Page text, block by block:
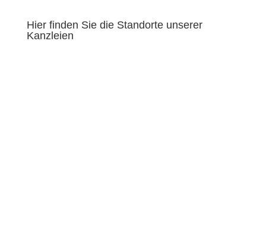
Hier finden Sie die Standorte unserer
Kanzleien